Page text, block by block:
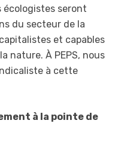
écologistes seront
du secteur de la
et capables
nature. À PEPS, nous
à cette
à la pointe de